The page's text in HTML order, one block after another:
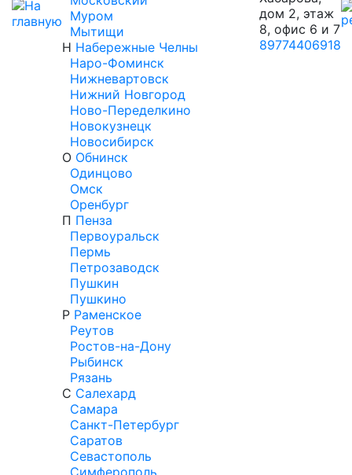
Муром
Мытищи
Н Набережные Челны
Наро-Фоминск
Нижневартовск
Нижний Новгород
Ново-Переделкино
Новокузнецк
Новосибирск
О Обнинск
Одинцово
Омск
Оренбург
П Пенза
Первоуральск
Пермь
Петрозаводск
Пушкин
Пушкино
Р Раменское
Реутов
Ростов-на-Дону
Рыбинск
Рязань
С Салехард
Самара
Санкт-Петербург
Саратов
Севастополь
Симферополь
дом 2, этаж
8, офис 6 и 7
89774406918